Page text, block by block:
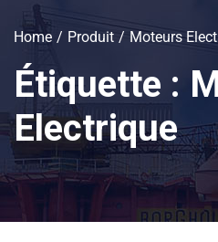
Home Produit Moteurs
Étiquette :
Electrique